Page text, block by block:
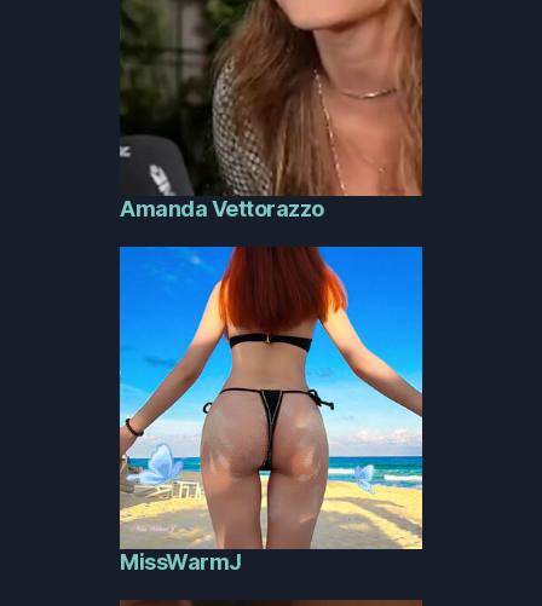
Amanda Vettorazzo
MissWarmJ